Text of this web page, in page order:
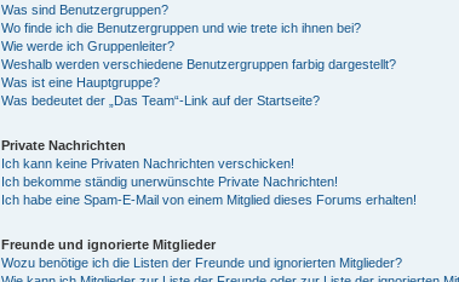
Was sind Benutzergruppen?
Wo finde ich die Benutzergruppen und wie trete ich ihnen bei?
Wie werde ich Gruppenleiter?
Weshalb werden verschiedene Benutzergruppen farbig dargestellt?
Was ist eine Hauptgruppe?
Was bedeutet der „Das Team“-Link auf der Startseite?
Private Nachrichten
Ich kann keine Privaten Nachrichten verschicken!
Ich bekomme ständig unerwünschte Private Nachrichten!
Ich habe eine Spam-E-Mail von einem Mitglied dieses Forums erhalten!
Freunde und ignorierte Mitglieder
Wozu benötige ich die Listen der Freunde und ignorierten Mitglieder?